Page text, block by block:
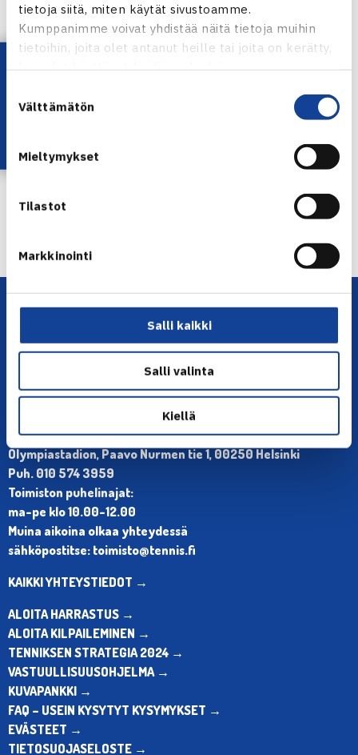
tietoja siitä, miten käytät sivustoamme.
Kumppanimme voivat yhdistää näitä tietoja muihin
tietoihin, joita olet antanut heille tai joita on kerätty,
kun olet käyttänyt heidän palvelujaan.
valinta
Välttämätön
Mieltymykset
Tilastot
Markkinointi
Salli kaikki
Salli valinta
Kiellä
Tyttöjen nelinpeli
1.kierrosta: Jennifer Holmberg/Tuohimaa – Beate
Michallek/Alexandra Marjanovic Saksa (villi kortti) 60 63
Juniorien ITF-pistekilpailu Kramforsissa
← Edellinen
Lataa OmaTennis!
Olympiastadion, Paavo Nurmen tie 1, 00250 Helsinki
Puh. 010 574 3959
Toimiston puhelinajat:
ma-pe klo 10.00-12.00
Muina aikoina olkaa yhteydessä
sähköpostitse: toimisto@tennis.fi
KAIKKI YHTEYSTIEDOT →
ALOITA HARRASTUS →
ALOITA KILPAILEMINEN →
TENNIKSEN STRATEGIA 2024 →
VASTUULLISUUSOHJELMA →
KUVAPANKKI →
FAQ – USEIN KYSYTYT KYSYMYKSET →
EVÄSTEET →
TIETOSUOJASELOSTE →